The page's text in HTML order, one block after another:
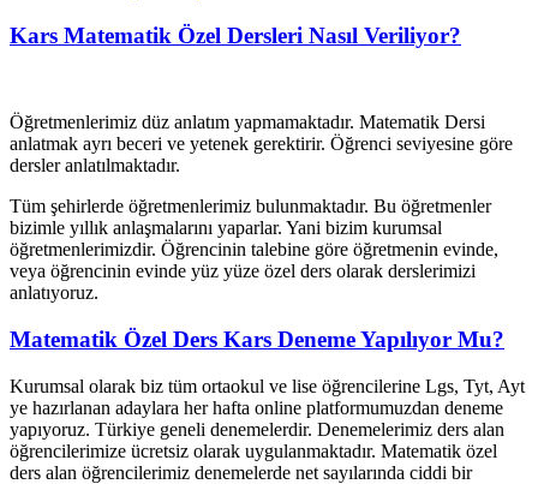
Kars Matematik Özel Dersleri Nasıl Veriliyor?
Öğretmenlerimiz düz anlatım yapmamaktadır. Matematik Dersi
anlatmak ayrı beceri ve yetenek gerektirir. Öğrenci seviyesine göre
dersler anlatılmaktadır.
Tüm şehirlerde öğretmenlerimiz bulunmaktadır. Bu öğretmenler
bizimle yıllık anlaşmalarını yaparlar. Yani bizim kurumsal
öğretmenlerimizdir. Öğrencinin talebine göre öğretmenin evinde,
veya öğrencinin evinde yüz yüze özel ders olarak derslerimizi
anlatıyoruz.
Matematik Özel Ders Kars Deneme Yapılıyor Mu?
Kurumsal olarak biz tüm ortaokul ve lise öğrencilerine Lgs, Tyt, Ayt
ye hazırlanan adaylara her hafta online platformumuzdan deneme
yapıyoruz. Türkiye geneli denemelerdir. Denemelerimiz ders alan
öğrencilerimize ücretsiz olarak uygulanmaktadır. Matematik özel
ders alan öğrencilerimiz denemelerde net sayılarında ciddi bir